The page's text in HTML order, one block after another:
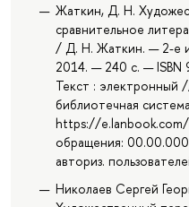
Жаткин, Д. Н.
сравнительное
/ Д. Н. Жаткин. — 2-е
2014. — 240 с. —
Текст : электронный
библиотечная
https://
обращения:
авториз.
Николаев Сергей